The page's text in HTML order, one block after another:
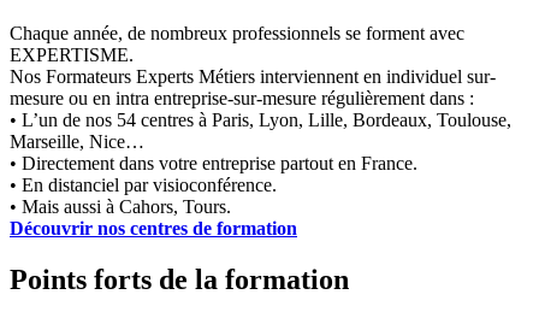
Chaque année, de nombreux professionnels se forment avec
EXPERTISME.
Nos Formateurs Experts Métiers interviennent en individuel sur-
mesure ou en intra entreprise-sur-mesure régulièrement dans :
• L’un de nos 54 centres à Paris, Lyon, Lille, Bordeaux, Toulouse,
Marseille, Nice…
• Directement dans votre entreprise partout en France.
• En distanciel par visioconférence.
• Mais aussi à Cahors, Tours.
Découvrir nos centres de formation
Points forts de la formation